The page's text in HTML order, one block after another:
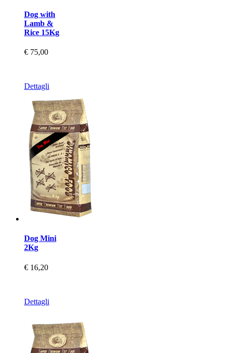
Dog with
Lamb &
Rice 15Kg
€ 75,00
Dettagli
Dog Mini
2Kg
€ 16,20
Dettagli